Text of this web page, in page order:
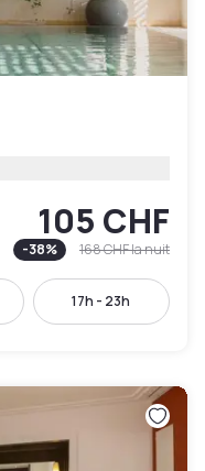
105 CHF
-38% 168 CHFla nuit
17h - 23h